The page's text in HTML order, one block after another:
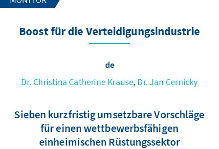
Boost für die Verteidigungsindustrie
de
Dr. Christina Catherine Krause, Dr. Jan Cernicky
Sieben kurzfristig umsetzbare Vorschläge
für einen wettbewerbsfähigen
einheimischen Rüstungssektor